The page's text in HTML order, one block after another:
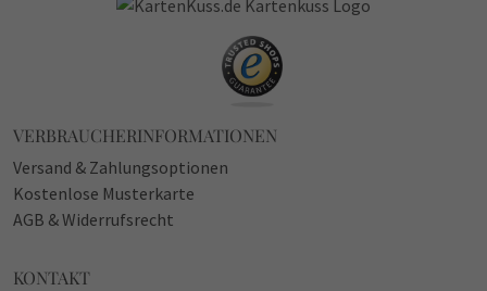
VERBRAUCHERINFORMATIONEN
Versand & Zahlungsoptionen
Kostenlose Musterkarte
AGB & Widerrufsrecht
KONTAKT